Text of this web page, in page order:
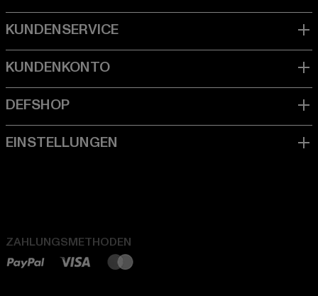
ZAHLUNGSMETHODEN